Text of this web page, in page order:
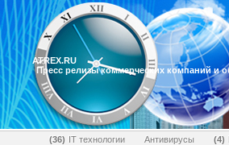
ATREX.RU
Пресс релизы коммерческих компаний и
36 IT технологии Антивирусы 4